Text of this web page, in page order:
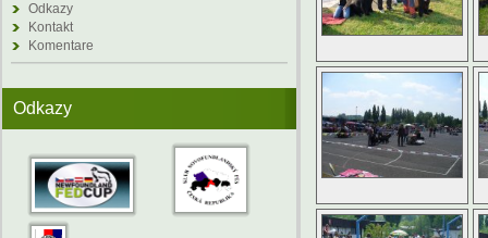
Odkazy
Kontakt
Komentare
Odkazy